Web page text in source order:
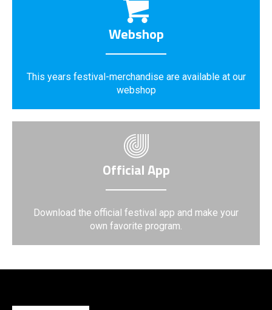
Webshop
This years festival-merchandise are available at our
webshop
Official App
Download the official festival app and make your
own favorite program.